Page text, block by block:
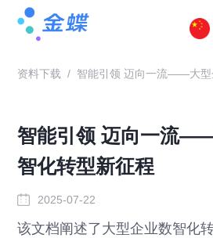
资料下载 / 智能引领 迈向一流——大型
智能引领 迈向一流
智化转型新征程
2025-07-22
该文档阐述了大型企业数智化